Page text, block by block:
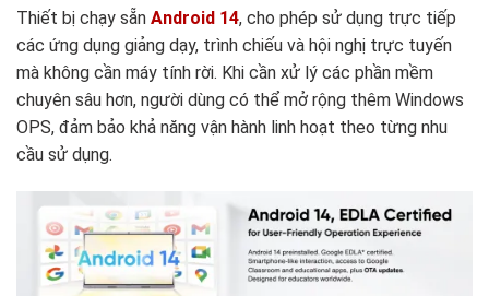
Thiết bị chạy sẵn Android 14, cho phép sử dụng trực tiếp
các ứng dụng giảng dạy, trình chiếu và hội nghị trực tuyến
mà không cần máy tính rời. Khi cần xử lý các phần mềm
chuyên sâu hơn, người dùng có thể mở rộng thêm Windows
OPS, đảm bảo khả năng vận hành linh hoạt theo từng nhu
cầu sử dụng.